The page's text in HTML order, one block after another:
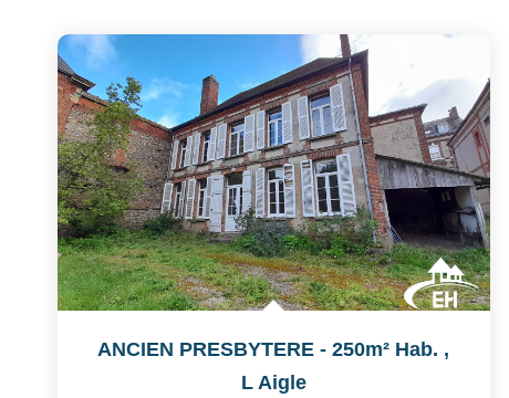
ANCIEN PRESBYTERE - 250m² Hab. ,
L Aigle